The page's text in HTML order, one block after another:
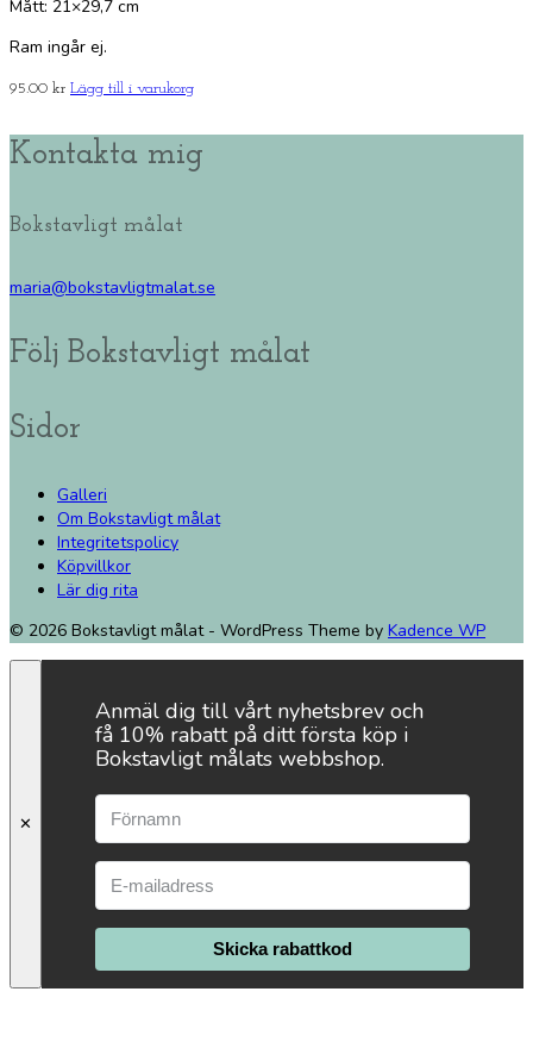
Mått: 21×29,7 cm
Ram ingår ej.
95.00 kr Lägg till i varukorg
Kontakta mig
Bokstavligt målat
maria@bokstavligtmalat.se
Följ Bokstavligt målat
Sidor
Galleri
Om Bokstavligt målat
Integritetspolicy
Köpvillkor
Lär dig rita
© 2026 Bokstavligt målat - WordPress Theme by Kadence WP
✕
Anmäl dig till vårt nyhetsbrev och
få 10% rabatt på ditt första köp i
Bokstavligt målats webbshop.
Skicka rabattkod